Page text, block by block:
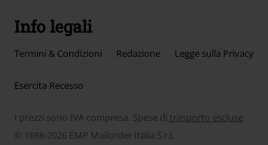
Info legali
Termini & Condizioni Redazione Legge sulla Privacy
Esercita Recesso
I prezzi sono IVA compresa. Spese di trasporto escluse
© 1986-2026 EMP Mailorder Italia S.r.l.